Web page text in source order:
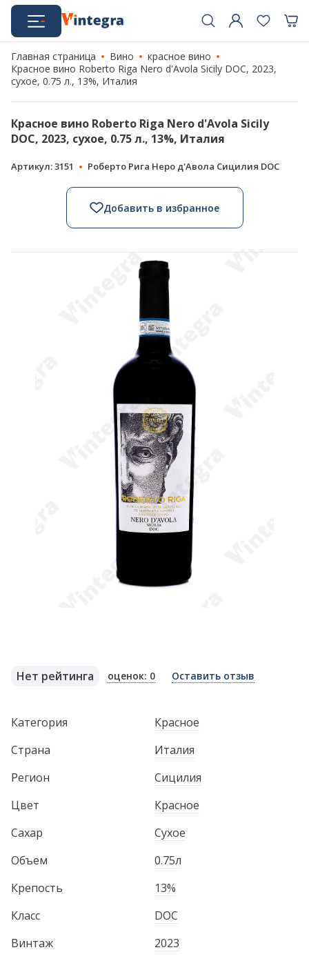
Главная страница Вино
красное вино
Красное вино Roberto Riga Nero d'Avola Sicily DOC, 2023,
сухое, 0.75 л., 13%, Италия
Красное вино Roberto Riga Nero d'Avola Sicily
DOC, 2023, сухое, 0.75 л., 13%, Италия
Артикул: 3151 Роберто Рига Неро д'Авола Сицилия DOC
Добавить в избранное
Нет рейтинга оценок: 0 Оставить отзыв
Категория
Красное
Страна
Италия
Регион
Сицилия
Цвет
Красное
Сахар
Сухое
Объем
0.75л
Крепость
13%
Класс
DOC
Винтаж
2023